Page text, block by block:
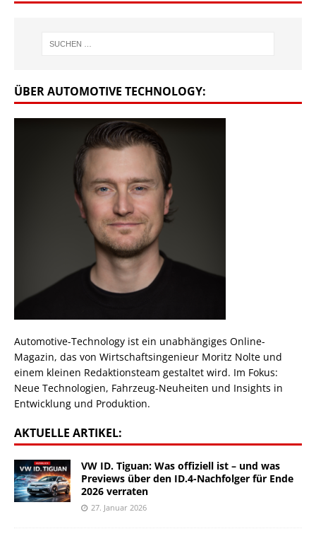
ÜBER AUTOMOTIVE TECHNOLOGY:
Automotive-Technology ist ein unabhängiges Online-
Magazin, das von Wirtschaftsingenieur Moritz Nolte und
einem kleinen Redaktionsteam gestaltet wird. Im Fokus:
Neue Technologien, Fahrzeug-Neuheiten und Insights in
Entwicklung und Produktion.
AKTUELLE ARTIKEL:
VW ID. Tiguan: Was offiziell ist – und was
Previews über den ID.4-Nachfolger für Ende
2026 verraten
27. Januar 2026